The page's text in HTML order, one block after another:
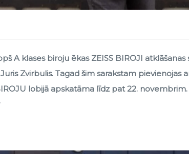
A klases biroju ēkas ZEISS BIROJI
Zvirbulis. Tagad šim sarakstam pievienojas
lobijā apskatāma līdz pat 22.